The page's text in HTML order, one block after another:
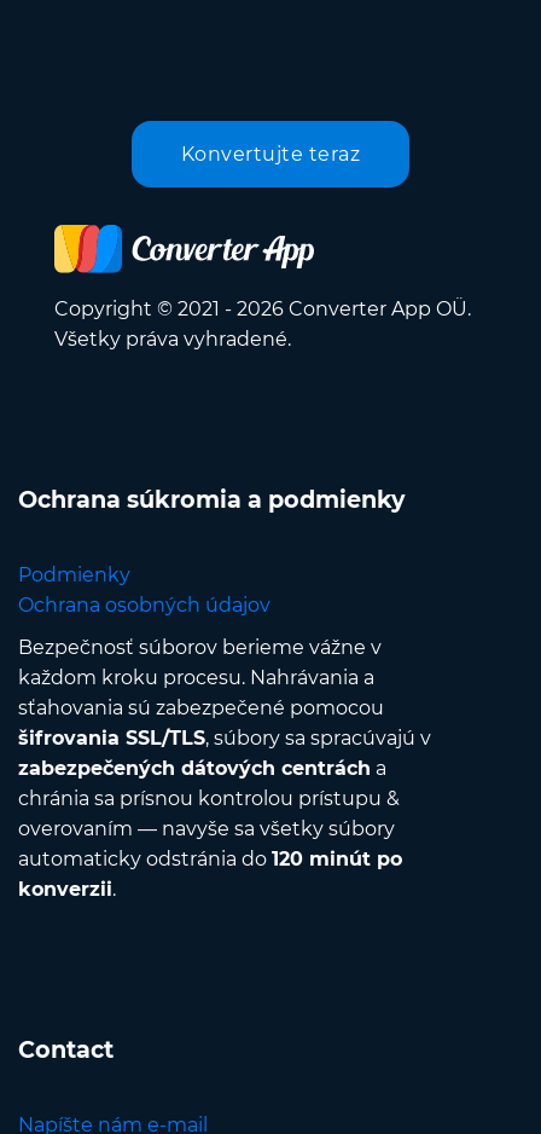
Konvertujte teraz
Copyright © 2021 - 2026 Converter App OÜ.
Všetky práva vyhradené.
Ochrana súkromia a podmienky
Podmienky
Ochrana osobných údajov
Bezpečnosť súborov berieme vážne v
každom kroku procesu. Nahrávania a
sťahovania sú zabezpečené pomocou
šifrovania SSL/TLS, súbory sa spracúvajú v
zabezpečených dátových centrách a
chránia sa prísnou kontrolou prístupu &
overovaním — navyše sa všetky súbory
automaticky odstránia do 120 minút po
konverzii.
Contact
Napíšte nám e-mail